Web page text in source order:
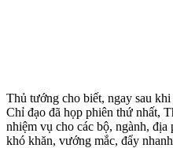
Thủ tướng cho biết, ngay sau
Chỉ đạo đã họp phiên thứ nhất,
nhiệm vụ cho các bộ, ngành,
khó khăn, vướng mắc, đẩy